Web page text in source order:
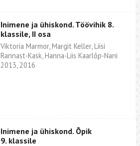
Inimene ja ühiskond. Töövihik 8.
klassile, II osa
Viktoria Marmor, Margit Keller, Liisi
Rannast-Kask, Hanna-Liis Kaarlõp-Nani
2013, 2016
Inimene ja ühiskond. Õpik
9. klassile